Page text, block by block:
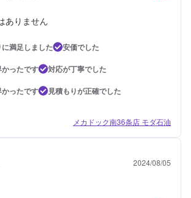
ありません
満足しました
安価でした
ったです
対応が丁寧でした
ったです
見積もりが正確でした
メカドック南36条店 モダ石油
2024/08/05